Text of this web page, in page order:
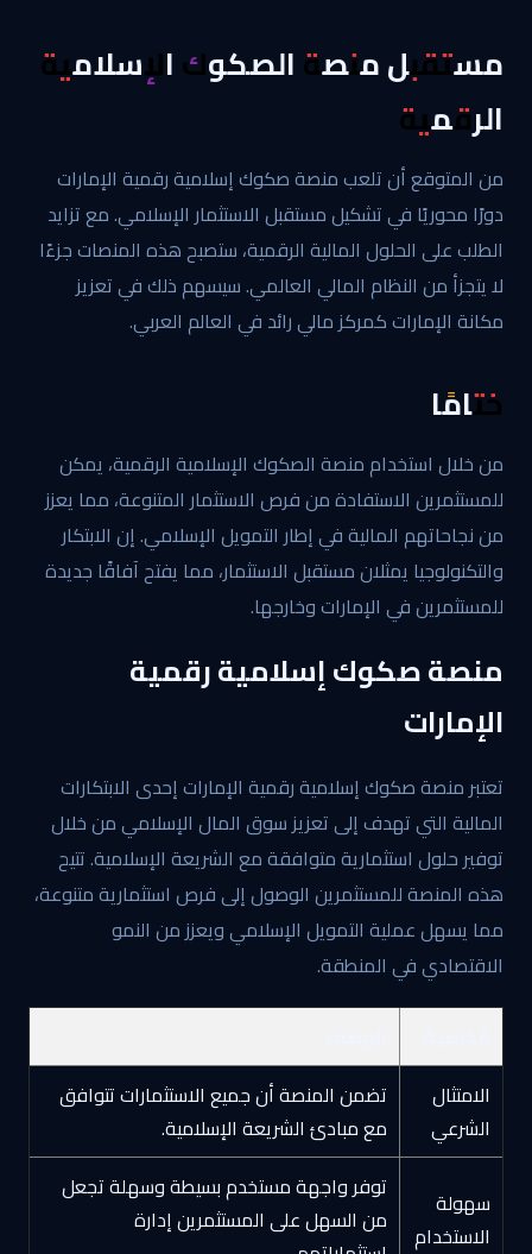
مستقبل منصة الصكوك الإسلامية
الرقمية
من المتوقع أن تلعب منصة صكوك إسلامية رقمية الإمارات
دورًا محوريًا في تشكيل مستقبل الاستثمار الإسلامي. مع تزايد
الطلب على الحلول المالية الرقمية، ستصبح هذه المنصات جزءًا
لا يتجزأ من النظام المالي العالمي. سيسهم ذلك في تعزيز
مكانة الإمارات كمركز مالي رائد في العالم العربي.
ختامًا
من خلال استخدام منصة الصكوك الإسلامية الرقمية، يمكن
للمستثمرين الاستفادة من فرص الاستثمار المتنوعة، مما يعزز
من نجاحاتهم المالية في إطار التمويل الإسلامي. إن الابتكار
والتكنولوجيا يمثلان مستقبل الاستثمار، مما يفتح آفاقًا جديدة
للمستثمرين في الإمارات وخارجها.
منصة صكوك إسلامية رقمية
الإمارات
تعتبر منصة صكوك إسلامية رقمية الإمارات إحدى الابتكارات
المالية التي تهدف إلى تعزيز سوق المال الإسلامي من خلال
توفير حلول استثمارية متوافقة مع الشريعة الإسلامية. تتيح
هذه المنصة للمستثمرين الوصول إلى فرص استثمارية متنوعة،
مما يسهل عملية التمويل الإسلامي ويعزز من النمو
الاقتصادي في المنطقة.
الامتثال
الشرعي
تضمن المنصة أن جميع الاستثمارات تتوافق
مع مبادئ الشريعة الإسلامية.
سهولة
الاستخدام
توفر واجهة مستخدم بسيطة وسهلة تجعل
من السهل على المستثمرين إدارة